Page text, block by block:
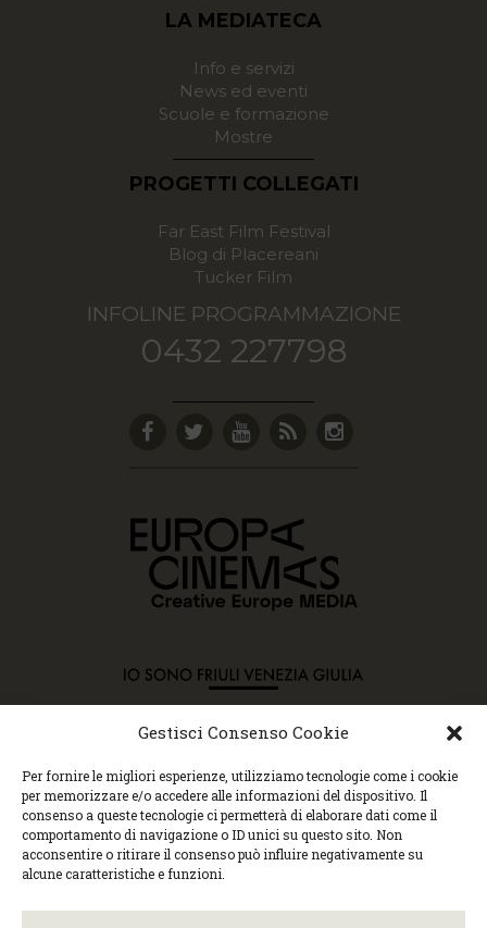
Gestisci Consenso Cookie
Per fornire le migliori esperienze, utilizziamo tecnologie come i cookie
per memorizzare e/o accedere alle informazioni del dispositivo. Il
consenso a queste tecnologie ci permetterà di elaborare dati come il
comportamento di navigazione o ID unici su questo sito. Non
acconsentire o ritirare il consenso può influire negativamente su
alcune caratteristiche e funzioni.
LA MEDIATECA
Info e servizi
News ed eventi
Scuole e formazione
Mostre
PROGETTI COLLEGATI
Far East Film Festival
Blog di Placereani
Tucker Film
INFOLINE PROGRAMMAZIONE
0432 227798
Copyright © 2015 Cec, Tutti i diritti riservati. Nessun
contenuto può essere copiato o manipolato. Accedendo al
sito approvi la Policy sulla privacy e la Policy sui
contenuti.
Centro espressioni cinematografiche, via Villalta, 24 |
33100 Udine | tel. 0432 299545 | P.Iva 01295290306 |
cec@cecudine.org